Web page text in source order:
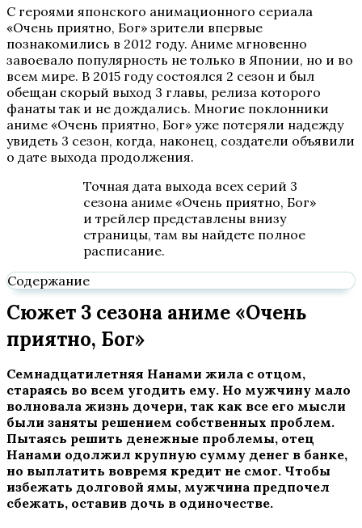
С героями японского анимационного сериала
«Очень приятно, Бог» зрители впервые
познакомились в 2012 году. Аниме мгновенно
завоевало популярность не только в Японии, но и во
всем мире. В 2015 году состоялся 2 сезон и был
обещан скорый выход 3 главы, релиза которого
фанаты так и не дождались. Многие поклонники
аниме «Очень приятно, Бог» уже потеряли надежду
увидеть 3 сезон, когда, наконец, создатели объявили
о дате выхода продолжения.
Точная дата выхода всех серий 3
сезона аниме «Очень приятно, Бог»
и трейлер представлены внизу
страницы, там вы найдете полное
расписание.
Содержание
Сюжет 3 сезона аниме «Очень
приятно, Бог»
Семнадцатилетняя Нанами жила с отцом,
стараясь во всем угодить ему. Но мужчину мало
волновала жизнь дочери, так как все его мысли
были заняты решением собственных проблем.
Пытаясь решить денежные проблемы, отец
Нанами одолжил крупную сумму денег в банке,
но выплатить вовремя кредит не смог. Чтобы
избежать долговой ямы, мужчина предпочел
сбежать, оставив дочь в одиночестве.